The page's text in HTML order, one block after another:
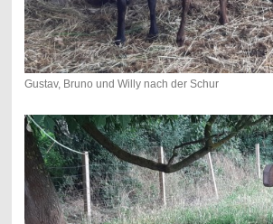
Gustav, Bruno und Willy nach der Schur